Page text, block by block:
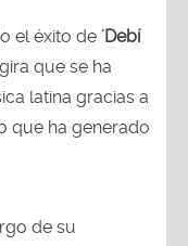
el éxito de 'Debí
que se ha
latina gracias a
que ha generado
de su